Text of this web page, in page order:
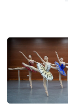
Deutsch